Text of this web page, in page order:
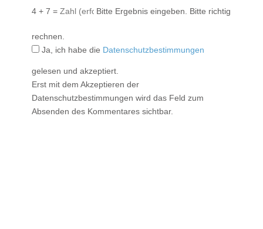
4 + 7 = Bitte Ergebnis eingeben. Bitte richtig
rechnen.
Ja, ich habe die Datenschutzbestimmungen
gelesen und akzeptiert.
Erst mit dem Akzeptieren der
Datenschutzbestimmungen wird das Feld zum
Absenden des Kommentares sichtbar.